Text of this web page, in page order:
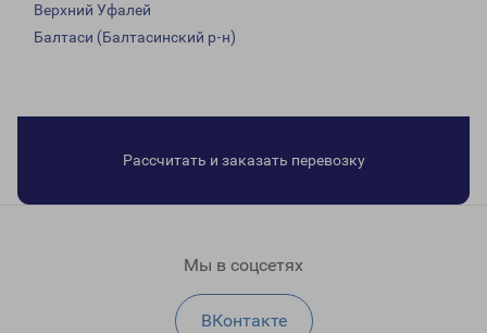
Верхний Уфалей
Балтаси (Балтасинский р-н)
Рассчитать и заказать перевозку
Мы в соцсетях
ВКонтакте